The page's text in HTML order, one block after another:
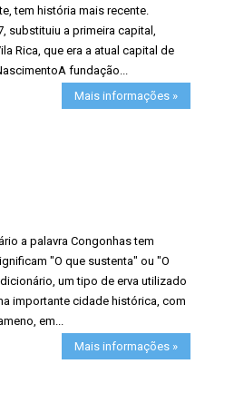
tem história mais recente.
substituiu a primeira capital,
Rica, que era a atual capital de
fundação...
Mais informações »
a palavra Congonhas tem
"O que sustenta" ou "O
um tipo de erva utilizado
importante cidade histórica, com
em...
Mais informações »